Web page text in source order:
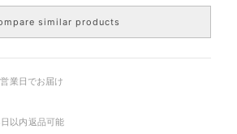
similar products
業日でお届け
以内返品可能